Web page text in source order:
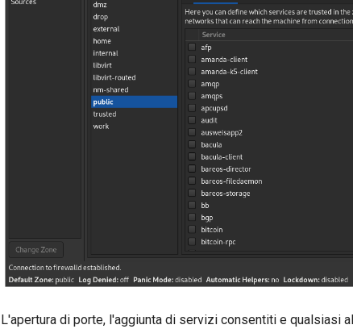
L'apertura di porte, l'aggiunta di servizi consentiti e qualsiasi